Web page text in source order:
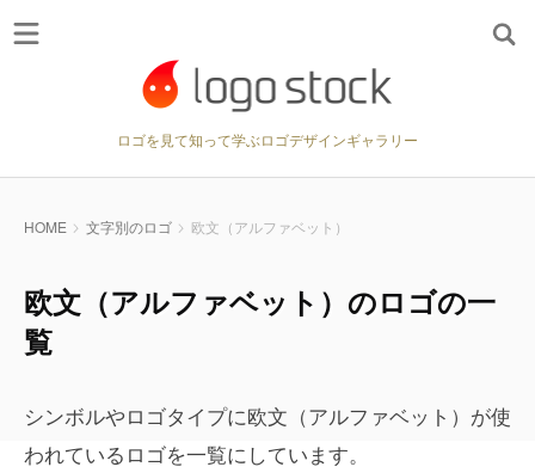
ロゴを見て知って学ぶロゴデザインギャラリー
HOME 文字別のロゴ 欧文（アルファベット）
欧文（アルファベット）のロゴの一
覧
シンボルやロゴタイプに欧文（アルファベット）が使
われているロゴを一覧にしています。